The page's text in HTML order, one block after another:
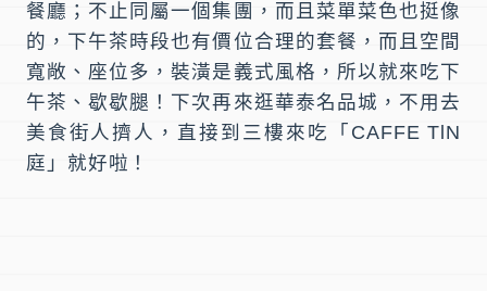
餐廳；不止同屬一個集團，而且菜單菜色也挺像
的， 下午茶時段也有價位合理的套餐，而且空間
寬敞、座位多，裝潢是義式風格，所以就來吃下
午茶、歇歇腿！下次再來逛華泰名品城，不用去
美食街人擠人，直接到三樓來吃「 CAFFE TlN
庭 」就好啦！